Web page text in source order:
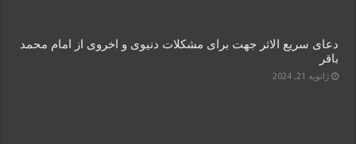
دعای سریع الاثر جهت برای مشکلات دنیوی و اخروی از امام محمد
باقر
ژانویه 21, 2024